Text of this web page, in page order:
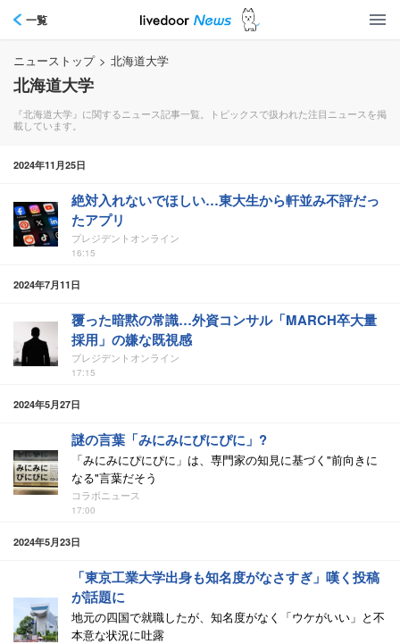
一覧
ニューストップ > 北海道大学
北海道大学
『北海道大学』に関するニュース記事一覧。トピックスで扱われた注目ニュースを掲
載しています。
2024年11月25日
絶対入れないでほしい…東大生から軒並み不評だっ
たアプリ
プレジデントオンライン
16:15
2024年7月11日
覆った暗黙の常識…外資コンサル「MARCH卒大量
採用」の嫌な既視感
プレジデントオンライン
17:15
2024年5月27日
謎の言葉「みにみにぴにぴに」?
「みにみにぴにぴに」は、専門家の知見に基づく"前向きに
なる"言葉だそう
コラボニュース
17:00
2024年5月23日
「東京工業大学出身も知名度がなさすぎ」嘆く投稿
が話題に
地元の四国で就職したが、知名度がなく「ウケがいい」と不
本意な状況に吐露